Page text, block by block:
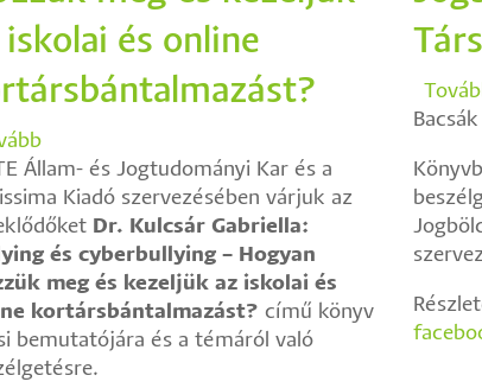
iskolai és online
-
Dr.
Kulcsár
Gabriella:
Bullying
és
cyberbullying
-
Állam- és Jogtudományi Kar és a
Kiadó szervezésében várjuk az
Dr. Kulcsár Gabriella:
és cyberbullying – Hogyan
meg és kezeljük az iskolai és
kortársbántalmazást? című könyv
bemutatójára és a témáról való